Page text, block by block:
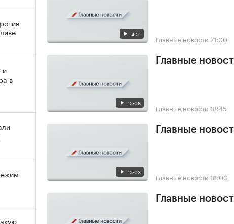
4:51 Главные новости 21:00
15:08
Главные
Главные новости 18:45
15:03
Главные
Главные новости 18:00
Главные
и
в